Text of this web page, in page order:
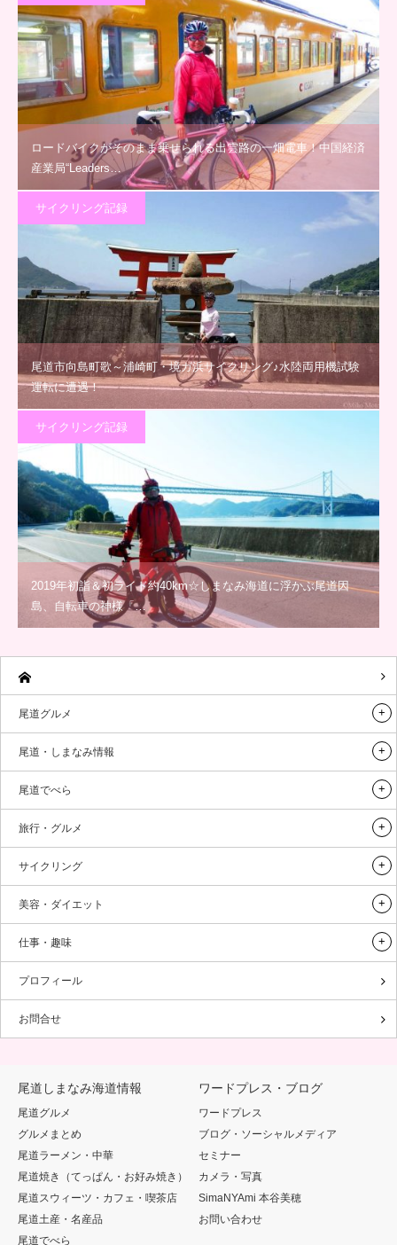
ロードバイクがそのまま乗せられる出雲路の一畑電車！中国経済
産業局“Leaders…
サイクリング記録
尾道市向島町歌～浦崎町・境ガ浜サイクリング♪水陸両用機試験
運転に遭遇！
サイクリング記録
2019年初詣＆初ライド約40km☆しまなみ海道に浮かぶ尾道因
島、自転車の神様「…
尾道グルメ
尾道・しまなみ情報
尾道でべら
旅行・グルメ
サイクリング
美容・ダイエット
仕事・趣味
プロフィール
お問合せ
尾道しまなみ海道情報
尾道グルメ
グルメまとめ
尾道ラーメン・中華
尾道焼き（てっぱん・お好み焼き）
尾道スウィーツ・カフェ・喫茶店
尾道土産・名産品
尾道でべら
ワードプレス・ブログ
ワードプレス
ブログ・ソーシャルメディア
セミナー
カメラ・写真
SimaNYAmi 本谷美穂
お問い合わせ